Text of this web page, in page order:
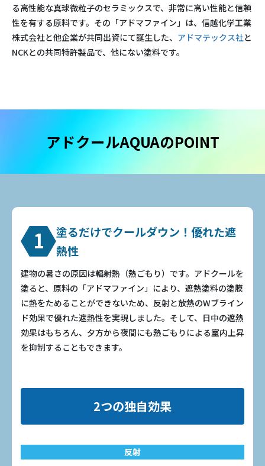
る高性能な真球微粒子のセラミックスで、非常に高い性能と信頼
性を有する原料です。その「アドマファイン」は、信越化学工業
株式会社と他企業が共同出資にて誕生した、 アドマテックス社と
NCKとの共同特許製品で、他にない塗料です。
アドクールAQUAのPOINT
1
塗るだけでクールダウン！優れた遮
熱性
建物の暑さの原因は輻射熱（熱ごもり）です。アドクールを
塗ると、原料の「アドマファイン」により、遮熱塗料の塗膜
に熱をためることができないため、反射と放熱のWブライン
ド効果で優れた遮熱性を実現しました。そして、日中の遮熱
効果はもちろん、夕方から夜間にも熱ごもりによる室内上昇
を抑制することもできます。
2つの独自効果
反射